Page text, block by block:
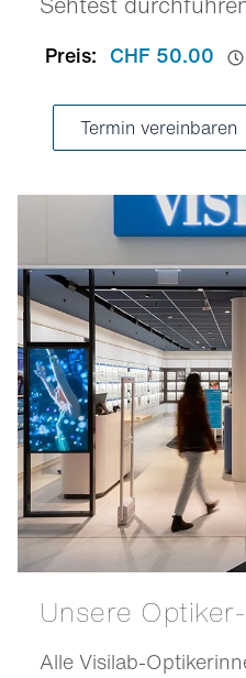
Preis: CHF 50.00
Termin vereinbaren
Unsere
Alle Visilab-